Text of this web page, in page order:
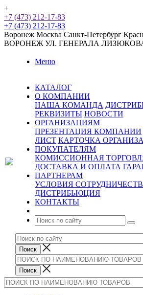
+
+7 (473) 212-17-83
+7 (473) 212-17-83
Воронеж Москва Санкт-Петербург
ВОРОНЕЖ УЛ. ГЕНЕРАЛА
Меню
КАТАЛОГ
О КОМПАНИИ
НАША КОМАНДА
РЕКВИЗИТЫ НОВОСТИ
ОРГАНИЗАЦИЯМ
ПРЕЗЕНТАЦИЯ КОМПАНИИ
ЛИСТ КАРТОЧКА
ПОКУПАТЕЛЯМ
КОМИССИОННАЯ
ДОСТАВКА И ОПЛАТА
ПАРТНЕРАМ
УСЛОВИЯ
ДИСТРИБЬЮЦИЯ
КОНТАКТЫ